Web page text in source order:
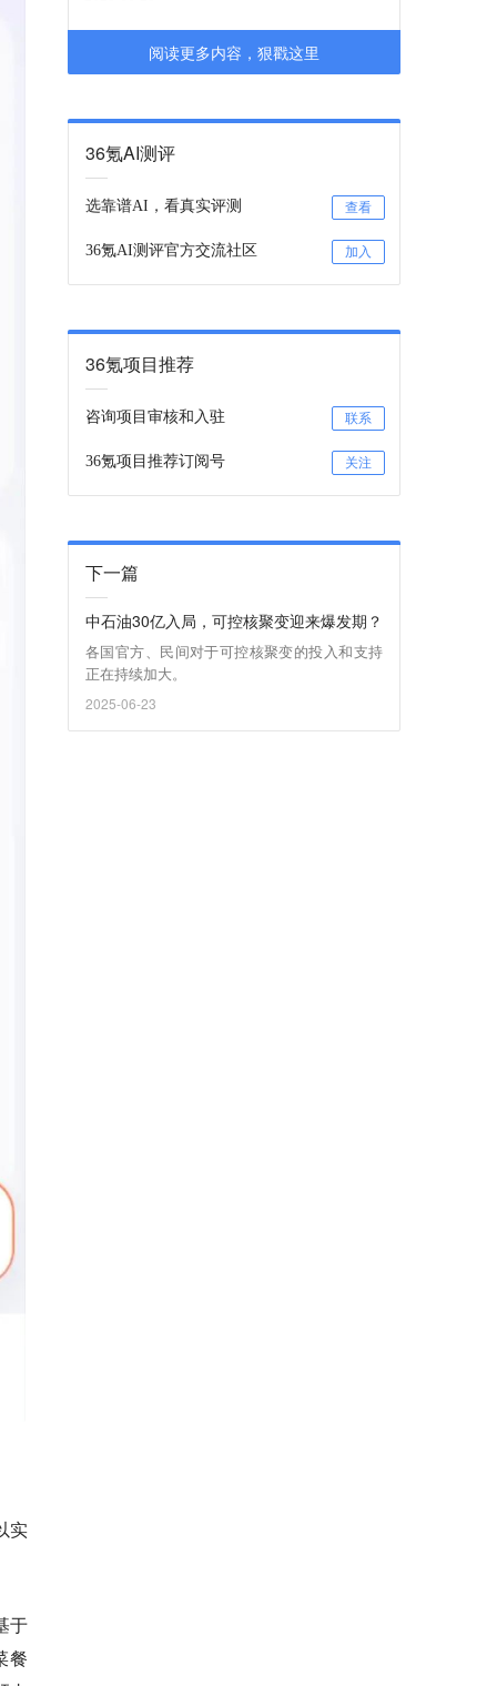
实
于
餐
阅读更多内容，狠戳这里
36氪AI测评
选靠谱AI，看真实评测 查看
36氪AI测评官方交流社区 加入
36氪项目推荐
咨询项目审核和入驻 联系
36氪项目推荐订阅号 关注
下一篇
中石油30亿入局，可控核聚变迎来爆发期？
各国官方、民间对于可控核聚变的投入和支持
正在持续加大。
2025-06-23